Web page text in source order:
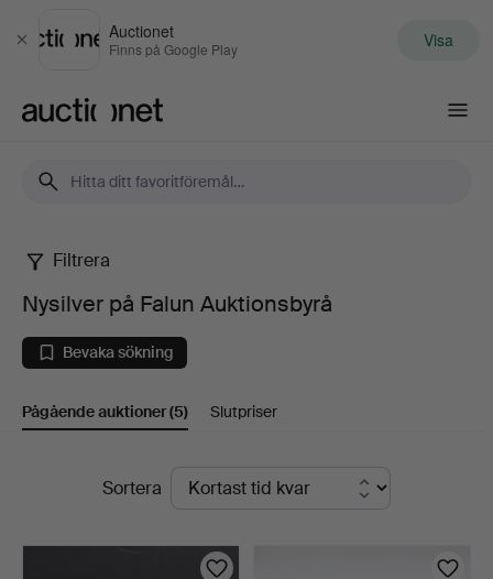
Stäng
Auctionet
Finns på Google Play Visa
Nysilver
på
Falun
Auktionsbyrå
Filtrera
Nysilver på Falun Auktionsbyrå
Bevaka sökning
Pågående auktioner(5) Slutpriser
PågåendeSortera